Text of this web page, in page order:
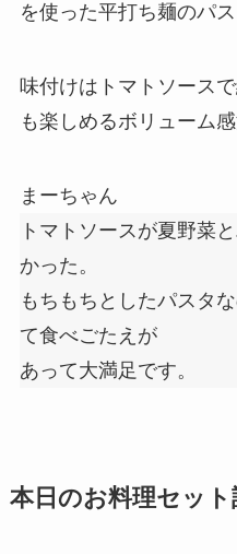
を使った平打ち麺のパス
味付けはトマトソース
も楽しめるボリューム感
まーちゃん
トマトソースが夏野菜
かった。
もちもちとしたパスタ
て食べごたえが
あって大満足です。
本日のお料理セット